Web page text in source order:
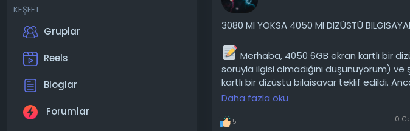
KEŞFET
Gruplar
Reels
Bloglar
Forumlar
3080 MI YOKSA 4050 MI DIZÜSTÜ
Merhaba, 4050 6GB ekran kartlı bir
soruyla ilgisi olmadığını düşünüyorum)
kartlı bir dizüstü bilgisayar teklif edildi.
oyunlarda daha da yüksek FPS alıyorum. Bu
───────────────
Daha fazla oku
5 0